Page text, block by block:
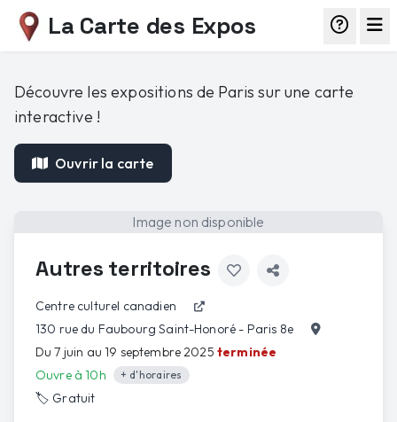
La Carte des Expos
Découvre les expositions de Paris sur une carte
interactive !
Ouvrir la carte
Image non disponible
Autres territoires
Centre culturel canadien
130 rue du Faubourg Saint-Honoré - Paris 8e
Du 7 juin au 19 septembre 2025 terminée
Ouvre à 10h
+ d'horaires
🏷️ Gratuit